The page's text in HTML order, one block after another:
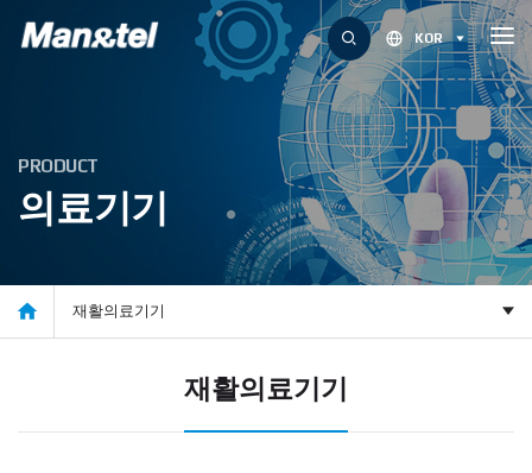
KOR
PRODUCT
의료기기
 재활의료기기
재활의료기기